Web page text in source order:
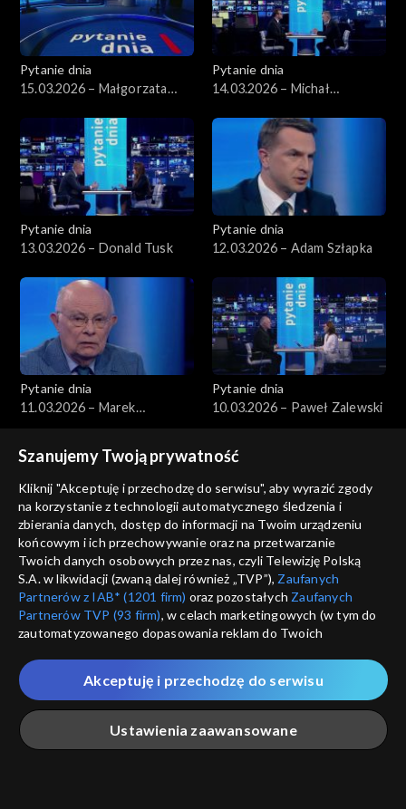
Pytanie dnia
15.03.2026 – Małgorzata
Pytanie dnia
14.03.2026 – Michał
Pytanie dnia
13.03.2026 – Donald Tusk
Pytanie dnia
12.03.2026 – Adam Szłapka
Pytanie dnia
11.03.2026 – Marek
Pytanie dnia
10.03.2026 – Paweł Zalewski
Pytanie dnia
09.03.2026 – Jakub Banaszak
Pytanie dnia
08.03.2026 – Henryka
Pytanie dnia
07.03.2026 – Miłosz Motyka
Pytanie dnia
06.03.2026 – Hanna
Szanujemy Twoją prywatność
Kliknij "Akceptuję i przechodzę do serwisu", aby wyrazić zgody
na korzystanie z technologii automatycznego śledzenia i
zbierania danych, dostęp do informacji na Twoim urządzeniu
końcowym i ich przechowywanie oraz na przetwarzanie
Twoich danych osobowych przez nas, czyli Telewizję Polską
S.A. w likwidacji (zwaną dalej również „TVP”), Zaufanych
Partnerów z IAB* (1201 firm) oraz pozostałych Zaufanych
Partnerów TVP (93 firm), w celach marketingowych (w tym do
zautomatyzowanego dopasowania reklam do Twoich
które wskazujemy poniżej, a także zgody na udostępnianie
przez nas identyfikatora PPID do Google.
Twoje dane osobowe zbierane podczas odwiedzania przez
Ciebie naszych
poszczególnych serwisówzwanych dalej
„Portalem”, w tym informacje zapisywane za pomocą
Ustawienia zaawansowane
Akceptuję i przechodzę do serwisu